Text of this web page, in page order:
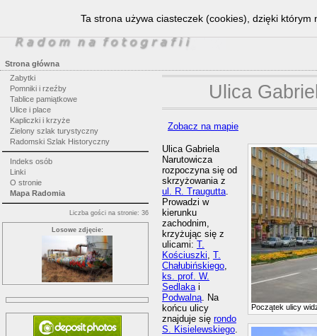
Strona główna
Zabytki
Pomniki i rzeźby
Tablice pamiątkowe
Ulice i place
Kapliczki i krzyże
Zielony szlak turystyczny
Radomski Szlak Historyczny
Indeks osób
Linki
O stronie
Mapa Radomia
Liczba gości na stronie: 36
Losowe zdjęcie:
Ulica
Zobacz na mapie
Początek ulicy
Ulica Gabriela
Narutowicza
rozpoczyna się od
skrzyżowania z
ul. R. Traugutta.
Prowadzi w
kierunku
zachodnim,
krzyżując się z
ulicami: T.
Kościuszki, T.
Chałubińskiego,
ks. prof. W.
Sedlakai
Podwalną. Na
końcu ulicy
znajduje się rondo
S. Kisielewskiego.
Ta strona używa ciasteczek (cookies), dzięki którym